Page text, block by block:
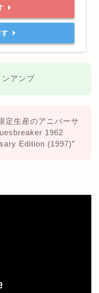
ンアンプ
定生産のアニバーサ
1962
Edition (1997)”